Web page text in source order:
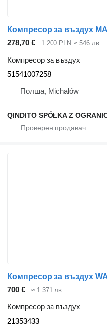
278,70 € 1 200 PLN ≈ 546 лв.
Компресор за въздух
51541007258
Полша, Michałów
700 € ≈ 1 371 лв.
Компресор за въздух
21353433